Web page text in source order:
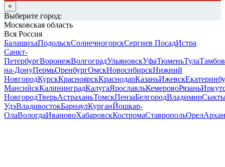
×
Выберите город:
Московская область
Вся Россия
БалашихаПодольскСолнечногорскСергиев ПосадИстра
Санкт-
ПетербургВоронежВолгоградУльяновскУфаТюменьТулаТамбов
на-ДонуПермьОренбургОмскНовосибирскНижний
НовгородКурскКрасноярскКраснодарКазаньИжевск
МансийскКалининградКалугаЯрославльКемеровоРязань
НовгородТверьАстраханьТомскПензаБелгородВладимир
УдэВладивостокБарнаулКурганЙошкар-
ОлаВологдаИвановоХабаровскКостромаСтавропольОрел